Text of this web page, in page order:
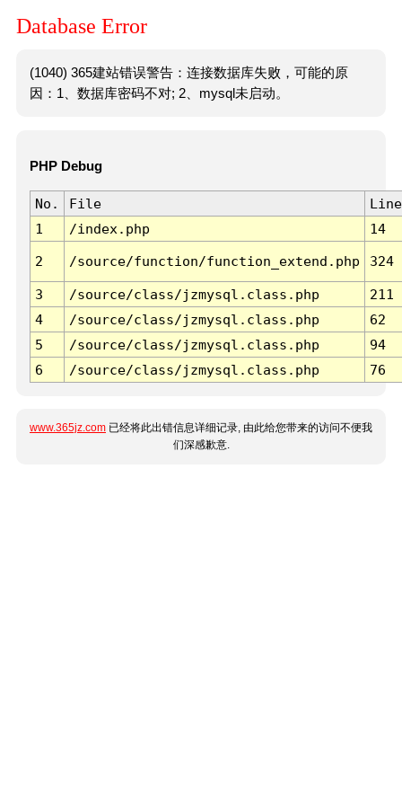
Database Error
(1040) 365建站错误警告：连接数据库失败，可能的原
因：1、数据库密码不对; 2、mysql未启动。
PHP Debug
No. File
Line
1
/index.php 14
2 /source/function/function_extend.php 324
3 /source/class/jzmysql.class.php
211
4
/source/class/jzmysql.class.php
62
5
/source/class/jzmysql.class.php
94
6
/source/class/jzmysql.class.php 76
www.365jz.com 已经将此出错信息详细记录, 由此给您带来的访问不便我
们深感歉意.